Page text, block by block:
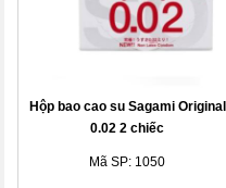
Hộp bao cao su Sagami Original
0.02 2 chiếc
Mã SP: 1050